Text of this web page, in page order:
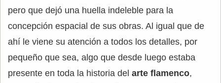
pero que dejó una huella indeleble para la
concepción espacial de sus obras. Al igual que de
ahí le viene su atención a todos los detalles, por
pequeño que sea, algo que desde luego estaba
presente en toda la historia del arte flamenco,